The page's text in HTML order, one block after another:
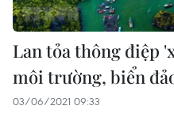
Lan tỏa thông điệp
môi trường, biển
03/06/2021 09:33